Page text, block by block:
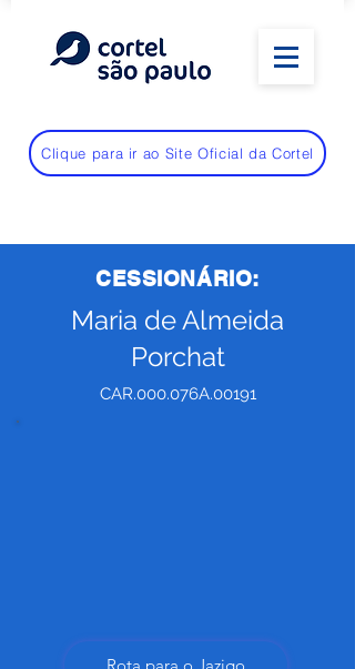
Clique para ir ao Site Oficial da Cortel
CESSIONÁRIO:
Maria de Almeida
Porchat
CAR.000.076A.00191
Rota para o Jazigo